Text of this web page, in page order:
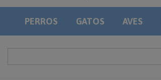
PERROS GATOS AVES